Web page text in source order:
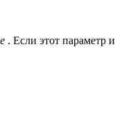
. Если этот параметр